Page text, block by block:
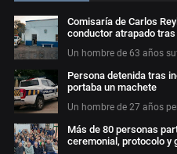
Comisaría de Carlos
conductor atrapado
Un hombre de 63 años
Persona detenida tras
portaba un machete
Un hombre de 27 años
Más de 80 personas
ceremonial, protocolo y